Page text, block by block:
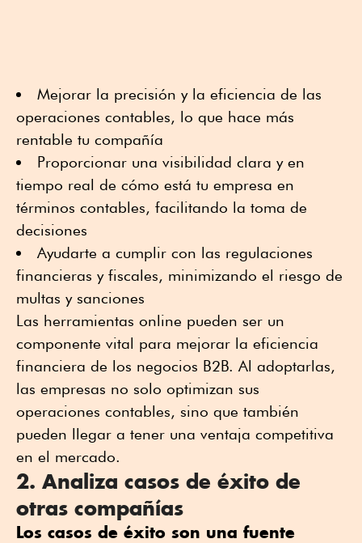
Mejorar la precisión y la eficiencia de las
operaciones contables, lo que hace más
rentable tu compañía
Proporcionar una visibilidad clara y en
tiempo real de cómo está tu empresa en
términos contables, facilitando la toma de
decisiones
Ayudarte a cumplir con las regulaciones
financieras y fiscales, minimizando el riesgo de
multas y sanciones
Las herramientas online pueden ser un
componente vital para mejorar la eficiencia
financiera de los negocios B2B. Al adoptarlas,
las empresas no solo optimizan sus
operaciones contables, sino que también
pueden llegar a tener una ventaja competitiva
en el mercado.
2. Analiza casos de éxito de
otras compañías
Los casos de éxito son una fuente